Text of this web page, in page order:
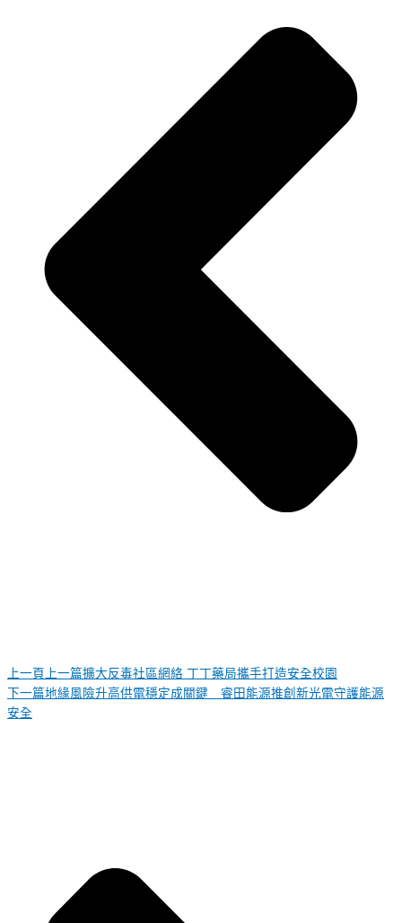
上一頁 上一篇擴大反毒社區網絡 丁丁藥局攜手打造安全校園
下一篇地緣風險升高供電穩定成關鍵 睿田能源推創新光電守護能源
安全